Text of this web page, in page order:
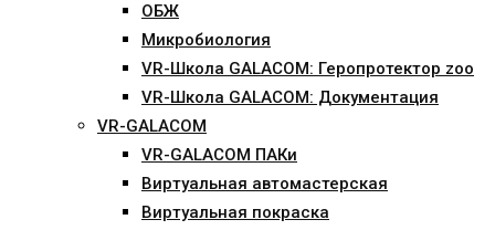
ОБЖ
Микробиология
VR-Школа GALACOM: Геропротектор zoo
VR-Школа GALACOM: Документация
VR-GALACOM
VR-GALACOM ПАКи
Виртуальная автомастерская
Виртуальная покраска